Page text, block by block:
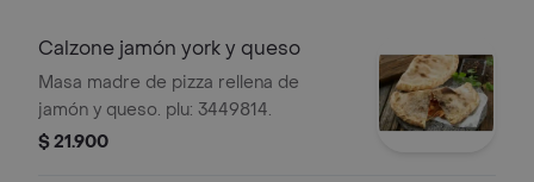
Calzone jamón york y queso
Masa madre de pizza rellena de
jamón y queso. plu: 3449814.
$ 21.900